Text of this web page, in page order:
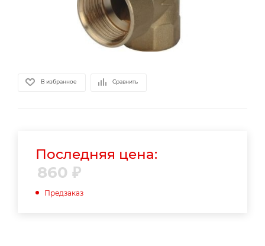
В избранное Сравнить
Последняя цена:
860 ₽
Предзаказ